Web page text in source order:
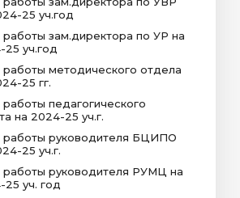
25 уч.год
работы зам.директора по УР на
25 уч.год
работы методического отдела
25 гг.
педагогического
на 2024-25 уч.г.
работы руководителя БЦИПО
25 уч.г.
работы руководителя РУМЦ на
25 уч. год